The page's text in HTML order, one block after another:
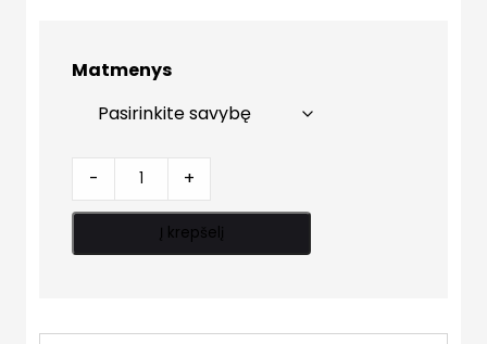
Matmenys
vamzdynams
Alu
- +
Į krepšelį